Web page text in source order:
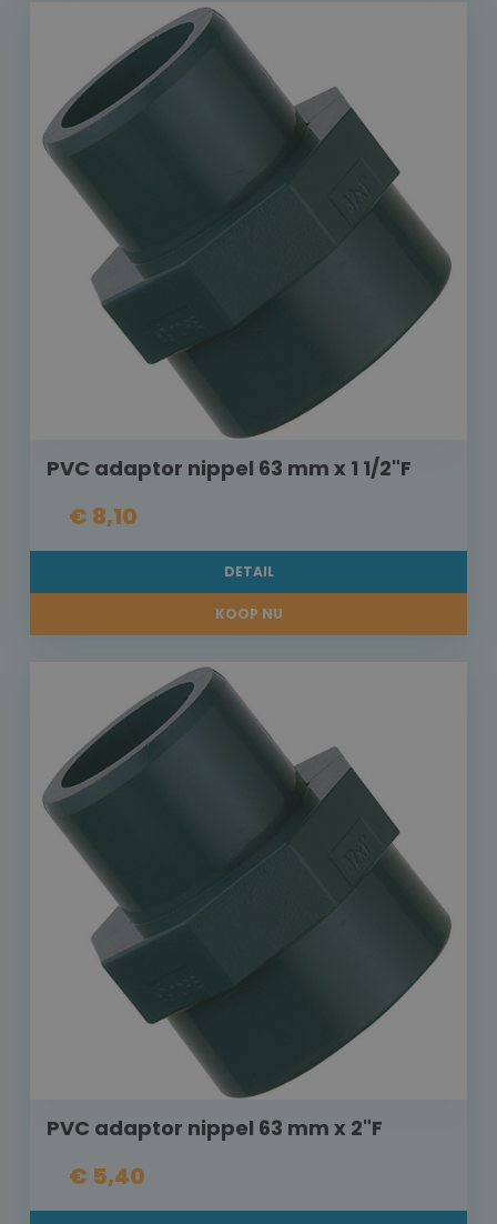
PVC adaptor nippel 63 mm x 1 1/2"F
€ 8,10
DETAIL
KOOP NU
PVC adaptor nippel 63 mm x 2"F
€ 5,40